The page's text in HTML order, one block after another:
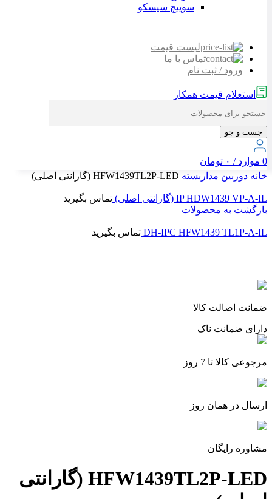
سوییچ سیسکو
لیست قیمت
تماس با ما
ورود / ثبت نام
استعلام قیمت همکار
جست و جو
0 موارد / ۰ تومان
خانه دوربین مداربسته HFW1439TL2P-LED (گارانتی اصلی)
IP HDW1439 VP-A-IL (گارانتی اصلی)
تماس بگیرید
بازگشت به محصولات
DH-IPC HFW1439 TL1P-A-IL تماس بگیرید
ضمانت اصالت کالا
دارای ضمانت ناک
مرجوعی کالا تا 7 روز
ارسال در همان روز
مشاوره رایگان
HFW1439TL2P-LED (گارانتی